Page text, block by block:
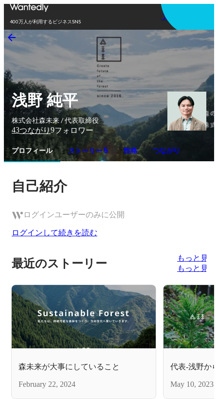
400万人が利用するビジネスSNS
アプリを使う
浅野 純平
株式会社森未来 / 代表取締役
43つながり9フォロワー
プロフィール ストーリー 5 性格 つながり
自己紹介
ログインユーザーのみに公開
ログインして続きを読む
最近のストーリー
もっと見る
もっと見る
森未来が大事にしていること
February 22, 2024
代表-浅野か
May 10, 2023